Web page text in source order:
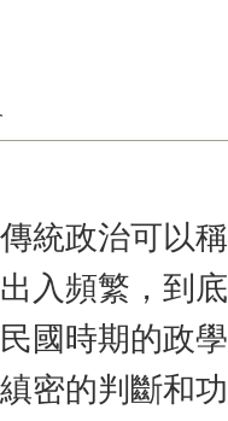
統政治可以
入頻繁，到
國時期的政
密的判斷和